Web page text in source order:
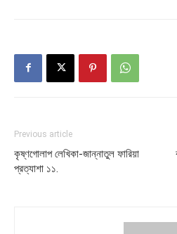
Previous article
কৃষ্ণগোলাপ লেখিকা-জান্নাতুল ফারিয়া
প্রত্যাশা ১১.